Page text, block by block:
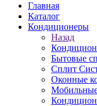
Главная
Каталог
Кондиционеры
Назад
Бытовые
Сплит
Оконные